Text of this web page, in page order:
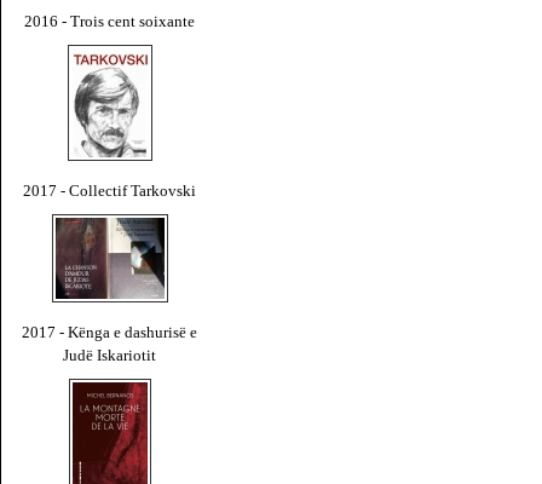
2016 - Trois cent soixante
2017 - Collectif Tarkovski
2017 - Kënga e dashurisë e
Judë Iskariotit